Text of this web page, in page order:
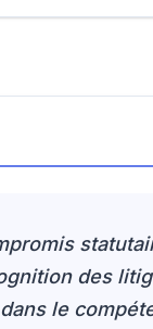
des
le